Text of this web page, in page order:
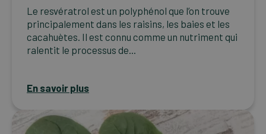
Le resvératrol est un polyphénol que l’on trouve
principalement dans les raisins, les baies et les
cacahuètes. Il est connu comme un nutriment qui
ralentit le processus de...
En savoir plus